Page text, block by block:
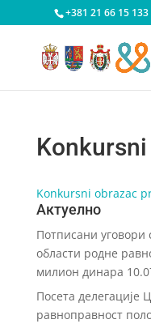
+381 21 66 15 133
Konkursni obrazac
Актуелно
Потписани уговори
области родне
милион динара
Посета делегације
равноправност